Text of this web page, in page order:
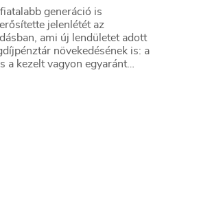
generáció is
jelenlétét az
ami új lendületet adott
növekedésének is: a
a kezelt vagyon egyaránt
köszönthette, ami jól tükrözi a